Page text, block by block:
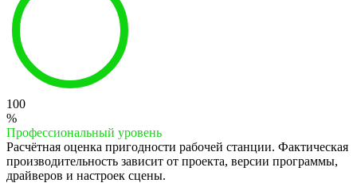
100
%
Профессиональный уровень
Расчётная оценка пригодности рабочей станции. Фактическая
производительность зависит от проекта, версии программы,
драйверов и настроек сцены.